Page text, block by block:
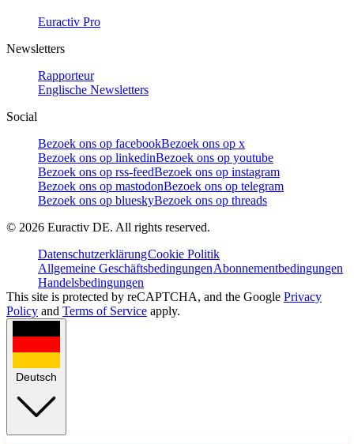
Euractiv Pro
Newsletters
Rapporteur
Englische Newsletters
Social
Bezoek ons op facebookBezoek ons op x
Bezoek ons op linkedinBezoek ons op youtube
Bezoek ons op rss-feedBezoek ons op instagram
Bezoek ons op mastodonBezoek ons op telegram
Bezoek ons op blueskyBezoek ons op threads
© 2026 Euractiv DE. All rights reserved.
DatenschutzerklärungCookie Politik
Allgemeine GeschäftsbedingungenAbonnementbedingungen
Handelsbedingungen
This site is protected by reCAPTCHA, and the Google Privacy
Policy and Terms of Service apply.
Deutsch